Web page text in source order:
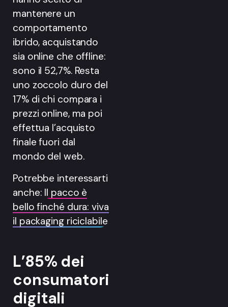
mantenere un
comportamento
ibrido, acquistando
sia online che offline:
sono il 52,7%. Resta
uno zoccolo duro del
17% di chi compara i
prezzi online, ma poi
effettua l’acquisto
finale fuori dal
mondo del web.
Potrebbe interessarti
anche: Il pacco è
bello finché dura: viva
il packaging riciclabile
L’85% dei
consumatori
digitali